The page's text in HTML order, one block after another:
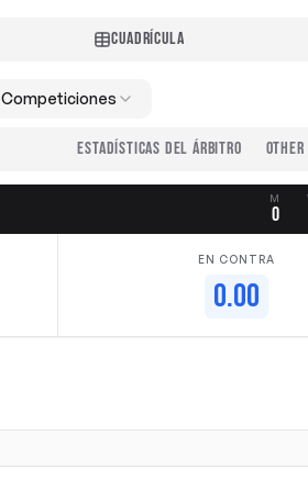
CUADRÍCULA
Competiciones
ESTADÍSTICAS DEL ÁRBITRO
M
0
EN CONTRA
0.00